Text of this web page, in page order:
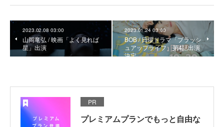
2023.02.08 03:00
山岡竜弘 / 映画「よく見れば
星」出演
2023.01.24 03:00
BOB / 日曜ドラマ「ブラッシ
ュアップライフ」第4話出演
決定
PR
プレミアムプランでもっと自由な